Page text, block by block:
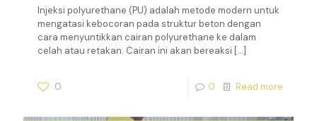
Injeksi polyurethane (PU) adalah metode modern untuk
mengatasi kebocoran pada struktur beton dengan
cara menyuntikkan cairan polyurethane ke dalam
celah atau retakan. Cairan ini akan bereaksi […]
0 0 Read more